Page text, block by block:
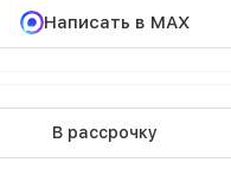
Написать в MAX
В рассрочку